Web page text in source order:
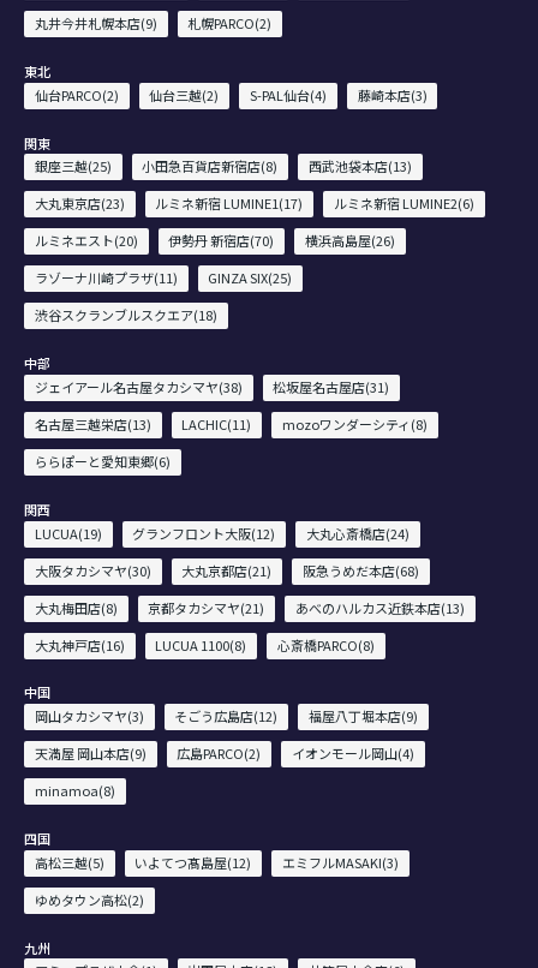
丸井今井札幌本店(9)
札幌PARCO(2)
東北
仙台PARCO(2)
仙台三越(2) S-PAL仙台(4) 藤崎本店(3)
関東
銀座三越(25)
小田急百貨店新宿店(8)
西武池袋本店(13)
大丸東京店(23)
ルミネ新宿 LUMINE1(17)
ルミネ新宿 LUMINE2(6)
ルミネエスト(20)
伊勢丹 新宿店(70)
横浜高島屋(26)
ラゾーナ川崎プラザ(11)
GINZA SIX(25)
渋谷スクランブルスクエア(18)
中部
ジェイアール名古屋タカシマヤ(38)
松坂屋名古屋店(31)
名古屋三越栄店(13)
LACHIC(11)
mozoワンダーシティ(8)
ららぽーと愛知東郷(6)
関西
LUCUA(19)
グランフロント大阪(12)
大丸心斎橋店(24)
大阪タカシマヤ(30)
大丸京都店(21)
阪急うめだ本店(68)
大丸梅田店(8)
京都タカシマヤ(21)
あべのハルカス近鉄本店(13)
大丸神戸店(16)
LUCUA 1100(8) 心斎橋PARCO(8)
中国
岡山タカシマヤ(3)
そごう広島店(12)
福屋八丁堀本店(9)
天満屋 岡山本店(9)
広島PARCO(2)
イオンモール岡山(4)
minamoa(8)
四国
高松三越(5)
いよてつ髙島屋(12)
エミフルMASAKI(3)
ゆめタウン高松(2)
九州